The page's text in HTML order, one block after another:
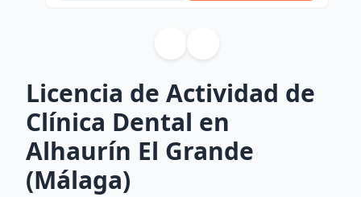
Licencia de Actividad de
Clínica Dental en
Alhaurín El Grande
(Málaga)